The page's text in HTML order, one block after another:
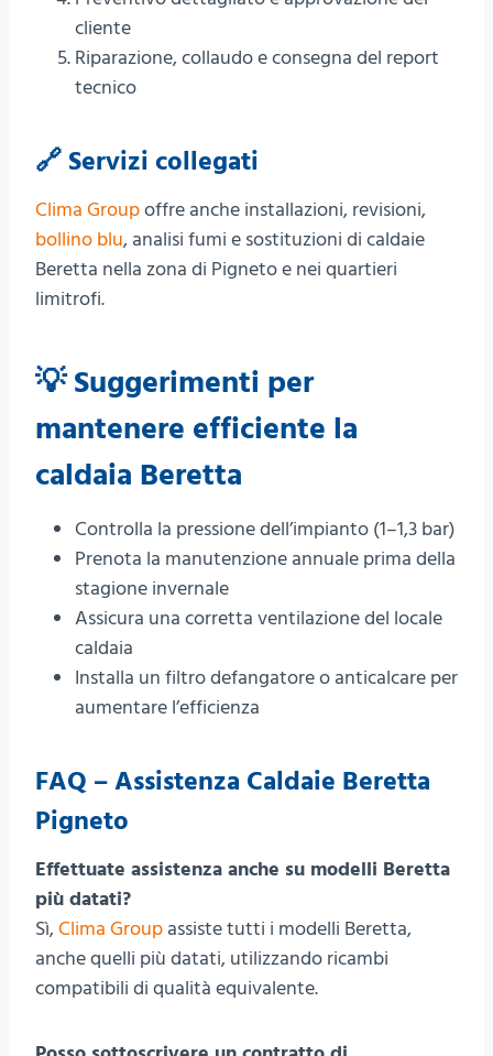
cliente
Riparazione, collaudo e consegna del report
tecnico
🔗 Servizi collegati
Clima Groupoffre anche installazioni, revisioni,
bollino blu, analisi fumi e sostituzioni di caldaie
Beretta nella zona di Pigneto e nei quartieri
limitrofi.
💡 Suggerimenti per
mantenere efficiente la
caldaia Beretta
Controlla la pressione dell’impianto (1–1,3 bar)
Prenota la manutenzione annuale prima della
stagione invernale
Assicura una corretta ventilazione del locale
caldaia
Installa un filtro defangatore o anticalcare per
aumentare l’efficienza
FAQ – Assistenza Caldaie Beretta
Pigneto
Effettuate assistenza anche su modelli Beretta
più datati?
Sì,Clima Group assiste tutti i modelli Beretta,
anche quelli più datati, utilizzando ricambi
compatibili di qualità equivalente.